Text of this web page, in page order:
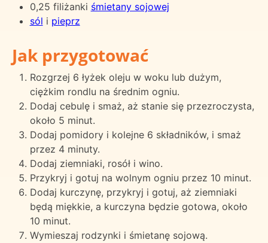
0,25 filiżanki śmietany sojowej
sól i pieprz
Jak przygotować
Rozgrzej 6 łyżek oleju w woku lub dużym,
ciężkim rondlu na średnim ogniu.
Dodaj cebulę i smaż, aż stanie się przezroczysta,
około 5 minut.
Dodaj pomidory i kolejne 6 składników, i smaż
przez 4 minuty.
Dodaj ziemniaki, rosół i wino.
Przykryj i gotuj na wolnym ogniu przez 10 minut.
Dodaj kurczynę, przykryj i gotuj, aż ziemniaki
będą miękkie, a kurczyna będzie gotowa, około
10 minut.
Wymieszaj rodzynki i śmietanę sojową.